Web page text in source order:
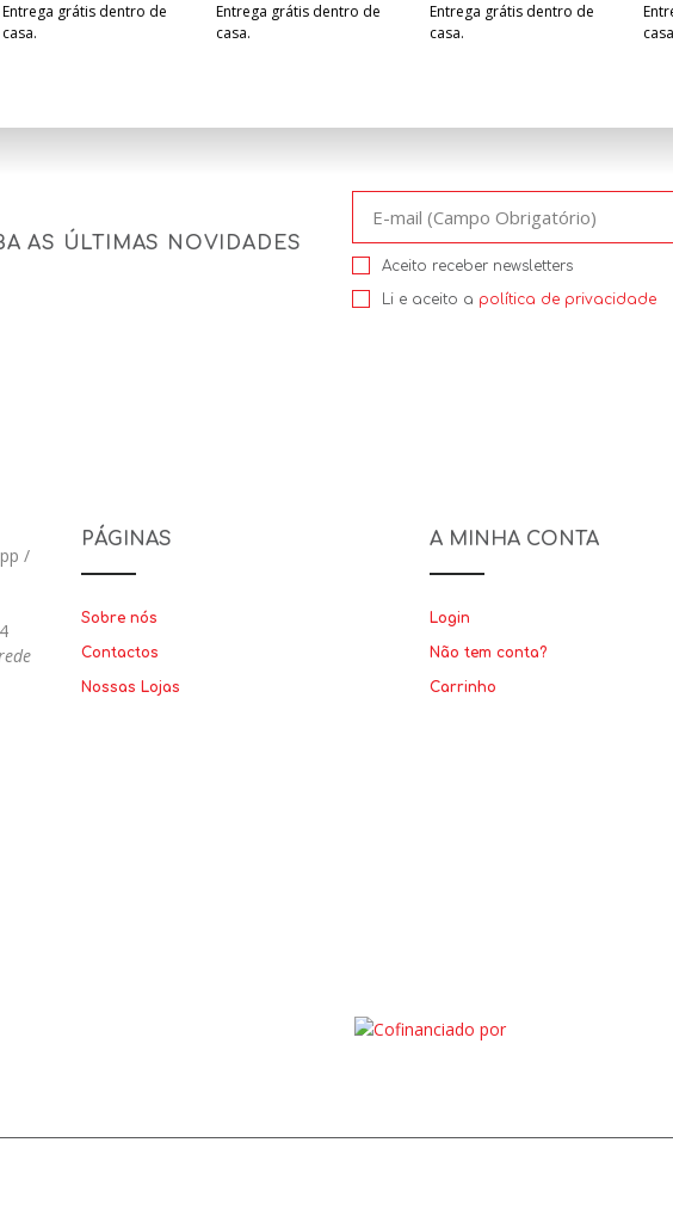
Entrega grátis dentro de
casa.
Entrega grátis dentro de
casa.
Entrega grátis dentro de
casa.
AS ÚLTIMAS NOVIDADES
Aceito receber newsletters
Li e aceito a política de privacidade
/
PÁGINAS
Sobre nós
Contactos
Nossas Lojas
A MINHA CONTA
Login
Não tem conta?
Carrinho